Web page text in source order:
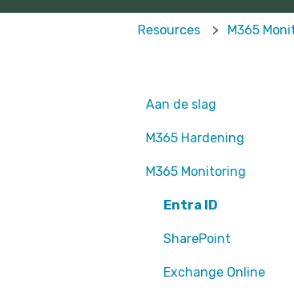
Resources M365
Aan de slag
M365 Hardening
Operational
Teams
Sharepoint
Exchange Online
M365 Monitoring
Entra ID
SharePoint
Exchange Online